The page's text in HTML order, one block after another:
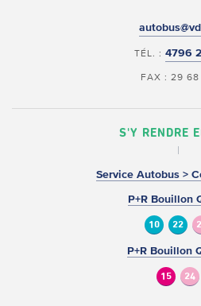
TÉL. : 4796
FAX : 29 68
S'Y RENDRE
Service Autobus >
P+R Bouillon
10 22
P+R Bouillon
15 24